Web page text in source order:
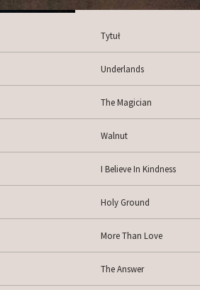
Tytuł
Underlands
The Magician
Walnut
I Believe In Kindness
Holy Ground
More Than Love
The Answer